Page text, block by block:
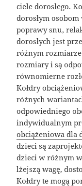
ciele dorosłego.
dorosłym
poprawy snu,
dorosłych jest
różnym rozmiarze
rozmiary i są
równomierne
Kołdry
różnych
odpowiedniego
indywidualnym
obciążeniowa dla
dzieci są
dzieci w różnym
lżejszą wagę,
Kołdry te mogą